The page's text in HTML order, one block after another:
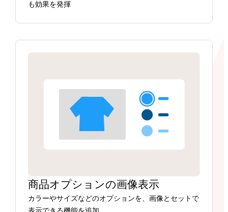
も効果を発揮
商品オプションの画像表示
カラーやサイズなどのオプションを、画像とセットで